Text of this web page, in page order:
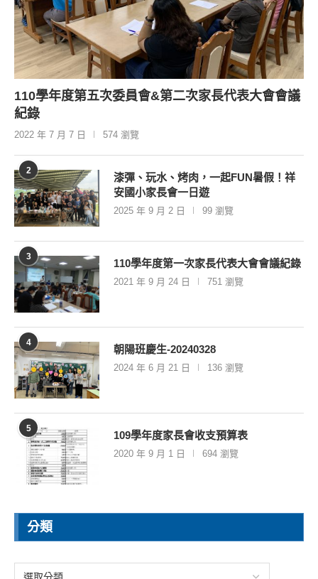
110學年度第五次委員會&第二次家長代表大會會議
紀錄
2022 年 7 月 7 日 574 瀏覽
2
漆彈、玩水、烤肉，一起FUN暑假！祥
安國小家長會一日遊
2025 年 9 月 2 日 99 瀏覽
3
110學年度第一次家長代表大會會議紀錄
2021 年 9 月 24 日 751 瀏覽
4
朝陽班慶生-20240328
2024 年 6 月 21 日 136 瀏覽
5
109學年度家長會收支預算表
2020 年 9 月 1 日 694 瀏覽
分類